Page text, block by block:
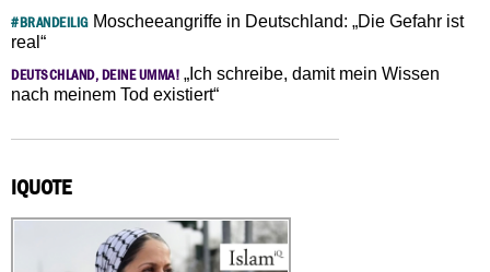
#BRANDEILIGMoscheeangriffe in Deutschland: „Die Gefahr ist
real“
DEUTSCHLAND, DEINE UMMA! „Ich schreibe, damit mein Wissen
nach meinem Tod existiert“
IQUOTE